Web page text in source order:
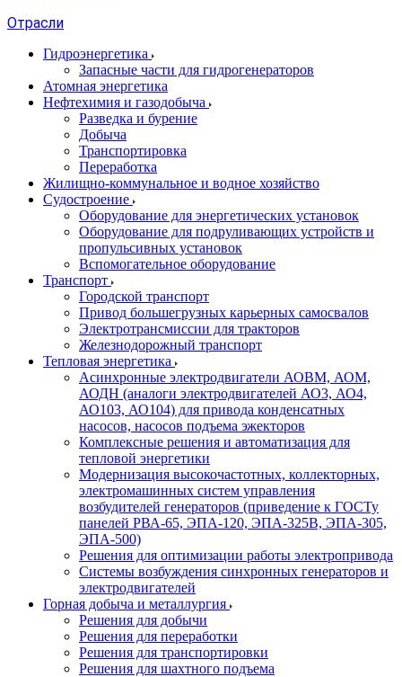
Отрасли
Гидроэнергетика
Запасные части для гидрогенераторов
Атомная энергетика
Нефтехимия и газодобыча
Разведка и бурение
Добыча
Транспортировка
Переработка
Жилищно-коммунальное и водное хозяйство
Судостроение
Оборудование для энергетических установок
Оборудование для подруливающих устройств и
пропульсивных установок
Вспомогательное оборудование
Транспорт
Городской транспорт
Привод большегрузных карьерных самосвалов
Электротрансмиссии для тракторов
Железнодорожный транспорт
Тепловая энергетика
Асинхронные электродвигатели АОВМ, АОМ,
АОДН (аналоги электродвигателей АО3, АО4,
АО103, АО104) для привода конденсатных
насосов, насосов подъема эжекторов
Комплексные решения и автоматизация для
тепловой энергетики
Модернизация высокочастотных, коллекторных,
электромашинных систем управления
возбудителей генераторов (приведение к ГОСТу
панелей РВА-65, ЭПА-120, ЭПА-325В, ЭПА-305,
ЭПА-500)
Решения для оптимизации работы электропривода
Системы возбуждения синхронных генераторов и
электродвигателей
Горная добыча и металлургия
Решения для добычи
Решения для переработки
Решения для транспортировки
Решения для шахтного подъема